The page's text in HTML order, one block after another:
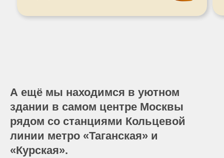
А ещё мы находимся в уютном
здании в самом центре Москвы
рядом со станциями Кольцевой
линии метро «Таганская» и
«Курская».